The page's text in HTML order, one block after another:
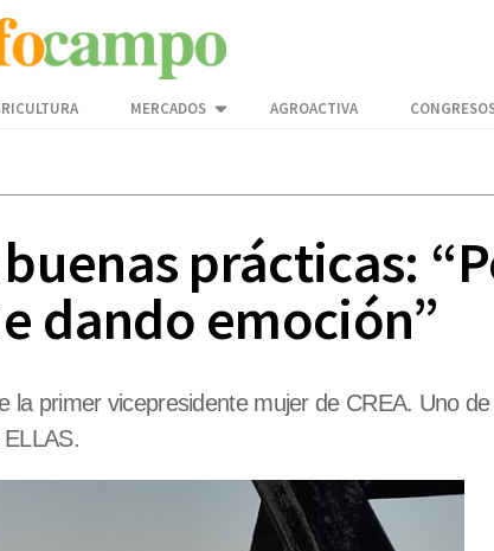
MERCADOS AGROACTIVA
prácticas:
dando emoción”
primer vicepresidente mujer de CREA. Uno